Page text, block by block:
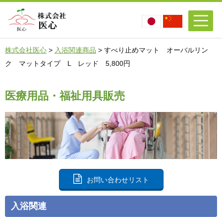
株式会社医心 > 入浴関連商品 > すべり止めマット オーバルリン
ク マットタイプ L レッド 5,800円
医療用品・福祉用具販売
お問い合わせリスト
入浴関連